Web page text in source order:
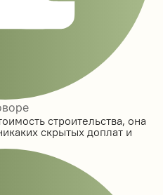
строительства, она
скрытых доплат и